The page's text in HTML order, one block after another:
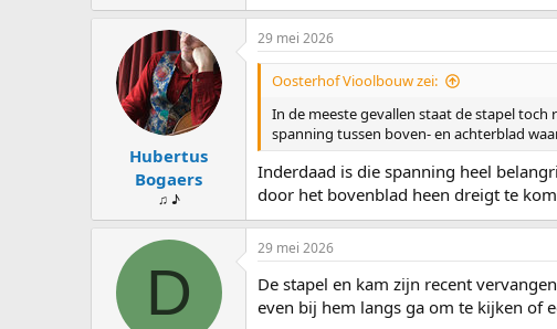
Hubertus
Bogaers
♫ ♪
29 mei 2026
Oosterhof Vioolbouw zei:
In de meeste gevallen staat de stapel toch
spanning tussen boven- en achterblad
Inderdaad is die spanning heel
door het bovenblad heen dreigt te
D
29 mei 2026
De stapel en kam zijn recent
even bij hem langs ga om te kijken of